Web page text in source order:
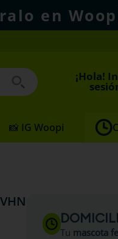
en
¡Hola!
📸 IG Woopi
Tu mascota